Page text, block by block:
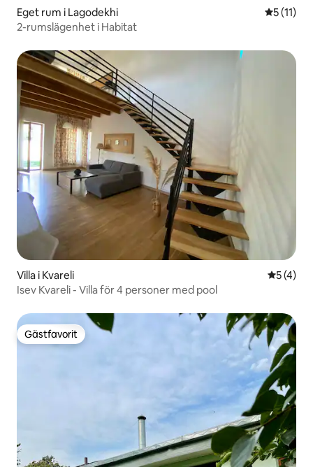
Eget rum i Lagodekhi 5 av 5 i
5 (11)
2-rumslägenhet i Habitat
Villa i Kvareli 5 av 5 i
5 (4)
Isev Kvareli - Villa för 4 personer med pool
Gästfavorit
Gästfavorit